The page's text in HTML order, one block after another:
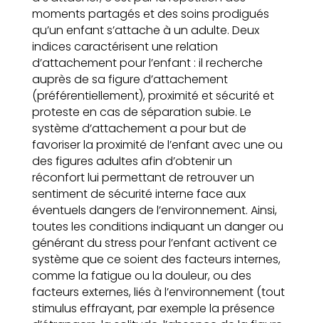
moments partagés et des soins prodigués
qu’un enfant s’attache à un adulte. Deux
indices caractérisent une relation
d’attachement pour l’enfant : il recherche
auprès de sa figure d’attachement
(préférentiellement), proximité et sécurité et
proteste en cas de séparation subie. Le
système d’attachement a pour but de
favoriser la proximité de l’enfant avec une ou
des figures adultes afin d’obtenir un
réconfort lui permettant de retrouver un
sentiment de sécurité interne face aux
éventuels dangers de l’environnement. Ainsi,
toutes les conditions indiquant un danger ou
générant du stress pour l’enfant activent ce
système que ce soient des facteurs internes,
comme la fatigue ou la douleur, ou des
facteurs externes, liés à l’environnement (tout
stimulus effrayant, par exemple la présence